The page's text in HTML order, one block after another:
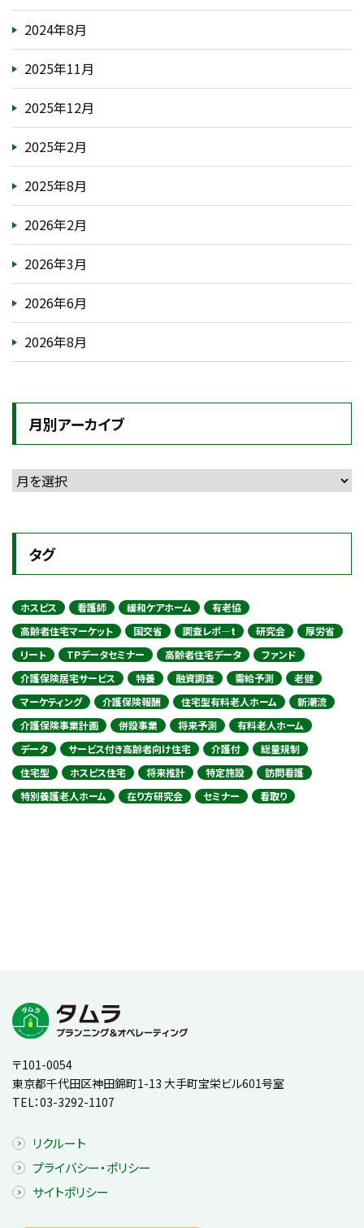
2024年8月
2025年11月
2025年12月
2025年2月
2025年8月
2026年2月
2026年3月
2026年6月
2026年8月
月別アーカイブ
タグ
ホスピス 看護師 緩和ケアホーム
有老協
高齢者住宅マーケット
国交省 調査レポ―t 研究会
厚労省
リート
TPデータセミナー 高齢者住宅データ
ファンド
介護保険居宅サービス
特養 融資調査 需給予測
老健
マーケティング
介護保険報酬 住宅型有料老人ホーム
新潮流
介護保険事業計画
併設事業 将来予測
有料老人ホーム
データ
サービス付き高齢者向け住宅 介護付
総量規制
住宅型
ホスピス住宅 将来推計 特定施設
訪問看護
特別養護老人ホーム
在り方研究会 セミナー 看取り
〒101-0054
東京都千代田区神田錦町1-13 大手町宝栄ビル601号室
TEL：03-3292-1107
リクルート
プライバシー・ポリシー
サイトポリシー